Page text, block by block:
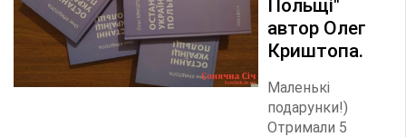
Польщі"
автор Олег
Криштопа.
Маленькі
подарунки!)
Отримали 5